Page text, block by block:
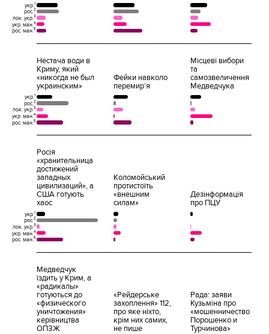
укр.¹
рос.²
лок. укр.³
укр. ман.⁴
рос. ман.⁵
Нестача води в
Криму, який
«никогда не был
украинским»
укр.¹
рос.²
лок. укр.³
укр. ман.⁴
рос. ман.⁵
Фейки навколо
перемир’я
Місцеві вибори
та
самозвеличення
Медведчука
Росія
«хранительница
достижений
западных
цивилизаций», а
США готують
хаос
укр.¹
рос.²
лок. укр.³
укр. ман.⁴
рос. ман.⁵
Коломойський
протистоїть
«внешним
силам»
Дезінформація
про ПЦУ
Медведчук
їздить у Крим, а
«радикалы»
готуються до
«физического
уничтожения»
керівництва
ОПЗЖ
«Рейдерське
захоплення» 112,
про яке ніхто,
крім них самих,
не пише
Рада: заяви
Кузьміна про
«мошенничество
Порошенко и
Турчинова»